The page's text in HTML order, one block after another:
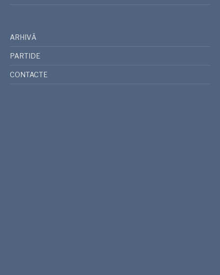
ARHIVĂ
PARTIDE
CONTACTE